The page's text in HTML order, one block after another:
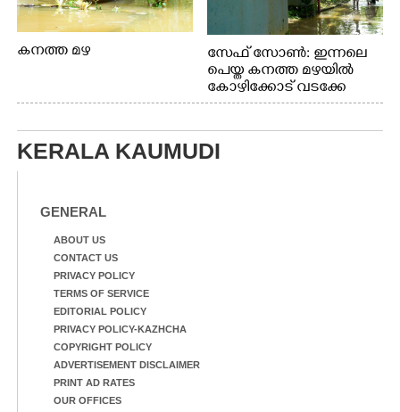
കനത്ത മഴ
സേഫ് സോൺ: ഇന്നലെ
പെയ്ത കനത്ത മഴയിൽ
കോഴിക്കോട് വടക്കേ
വയലിൽ വെള്ളം
വീട്ടുസാധനങ്ങളുമായി
വെള്ളത്തിലൂടെ
KERALA KAUMUDI
GENERAL
ABOUT US
CONTACT US
PRIVACY POLICY
TERMS OF SERVICE
EDITORIAL POLICY
PRIVACY POLICY-KAZHCHA
COPYRIGHT POLICY
ADVERTISEMENT DISCLAIMER
PRINT AD RATES
OUR OFFICES